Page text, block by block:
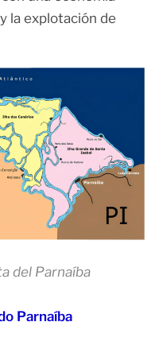
la explotación de
del Parnaíba